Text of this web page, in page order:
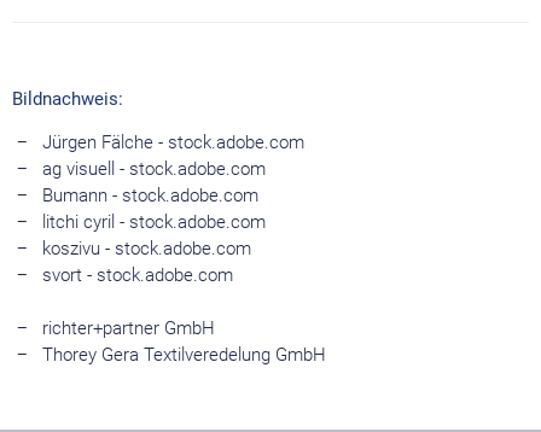
Bildnachweis:
Jürgen Fälche - stock.adobe.com
ag visuell - stock.adobe.com
Bumann - stock.adobe.com
litchi cyril - stock.adobe.com
koszivu - stock.adobe.com
svort - stock.adobe.com
richter+partner GmbH
Thorey Gera Textilveredelung GmbH